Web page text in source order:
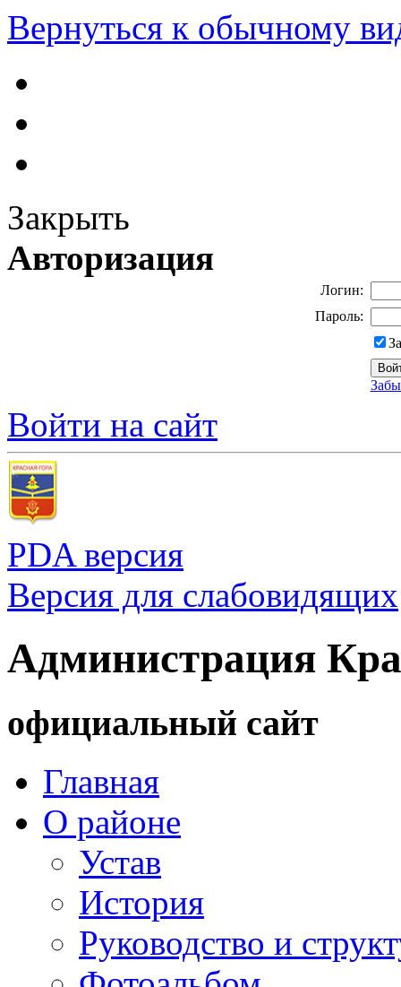
Вернуться к обычному
Закрыть
Авторизация
Логин:
Пароль:
Войти на сайт
PDA версия
Версия для слабовидящих
Администрация
официальный сайт
Главная
О районе
Устав
История
Руководство и